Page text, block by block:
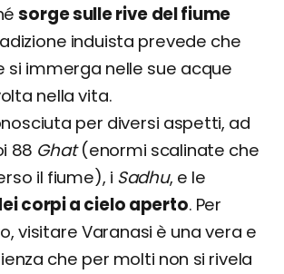
sorge sulle rive del fiume
induista prevede che
si immerga nelle sue acque
nella vita.
per diversi aspetti, ad
88 Ghat(enormi scalinate che
il fiume), i Sadhu, e le
corpi a cielo aperto. Per
visitare Varanasi è una vera e
che per molti non si rivela